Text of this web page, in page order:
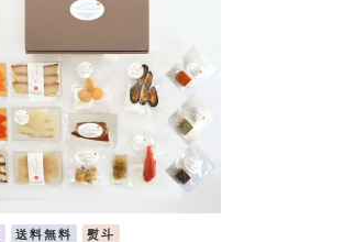
送料無料 熨斗